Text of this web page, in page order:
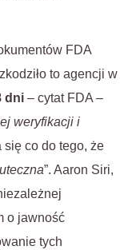
FDA
to agencji w
dni – cytat FDA –
weryfikacji i
się co do tego, że
”. Aaron Siri,
o jawność
tych